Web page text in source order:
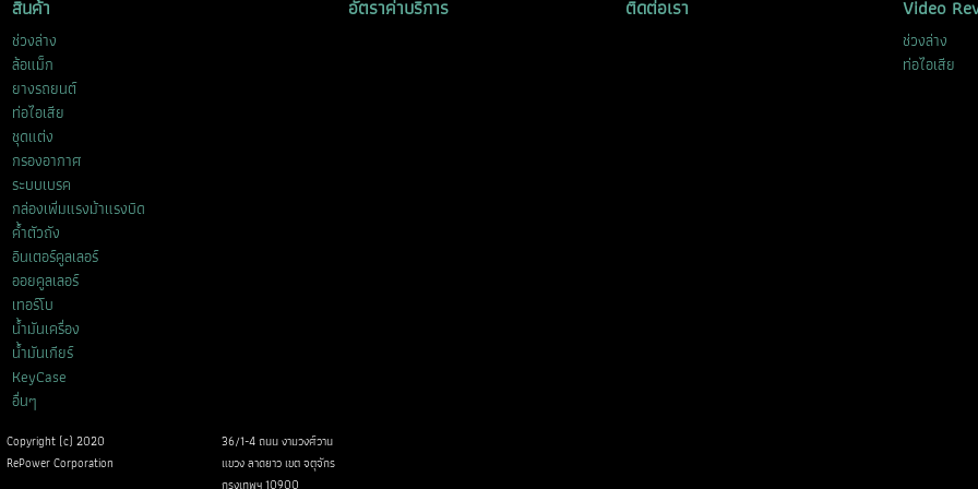
สินค้า
ช่วงล่าง
ล้อแม็ก
ยางรถยนต์
ท่อไอเสีย
ชุดแต่ง
กรองอากาศ
ระบบเบรค
กล่องเพิ่มแรงม้าแรงบิด
ค้ำตัวถัง
อินเตอร์คูลเลอร์
ออยคูลเลอร์
เทอร์โบ
น้ำมันเครื่อง
น้ำมันเกียร์
KeyCase
อื่นๆ
อัตราค่าบริการ ติดต่อเรา Video
ช่วงล่าง
ท่อไอเสีย
Copyright (c) 2020
36/1-4 ถนน งามวงศ์วาน
RePower Corporation
แขวง ลาดยาว เขต จตุจักร
กรุงเทพฯ 10900